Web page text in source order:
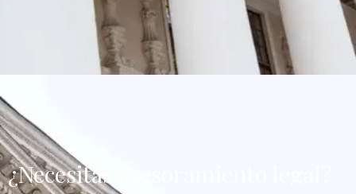
¿Necesitas asesoramiento legal?